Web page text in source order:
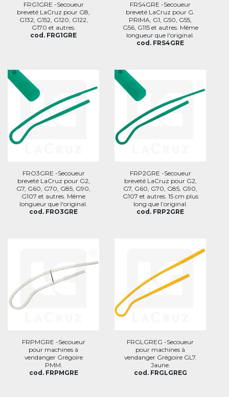
FRG1GRE -Secoueur
breveté LaCruz pour G8,
G132, G152, G120, G122,
G170 et autres.
cod. FRG1GRE
FRS4GRE -Secoueur
breveté LaCruz pour G.
PRIMA, G1, G50, G55,
G56, G115 et autres. Même
longueur que l'original.
cod. FRS4GRE
FRO3GRE -Secoueur
breveté LaCruz pour G2,
G7, G60, G70, G85, G90,
G107 et autres. Même
longueur que l'original.
cod. FRO3GRE
FRP2GRE -Secoueur
breveté LaCruz pour G2,
G7, G60, G70, G85, G90,
G107 et autres. 15 cm plus
long que l’original.
cod. FRP2GRE
FRPMGRE -Secoueur
pour machines à
vendanger Grégoire
PMM.
cod. FRPMGRE
FRGLGREG -Secoueur
pour machines à
vendanger Grégoire GL7.
Jaune.
cod. FRGLGREG